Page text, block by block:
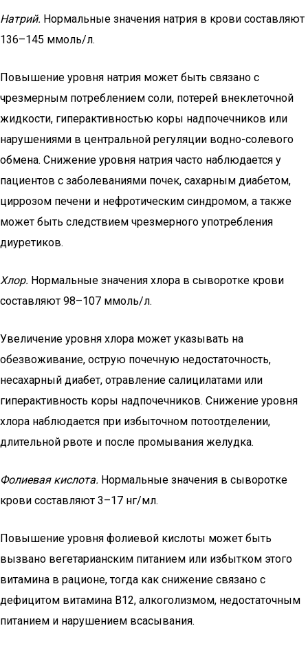
Натрий. Нормальные значения натрия в крови составляют
136–145 ммоль/л.
Повышение уровня натрия может быть связано с
чрезмерным потреблением соли, потерей внеклеточной
жидкости, гиперактивностью коры надпочечников или
нарушениями в центральной регуляции водно-солевого
обмена. Снижение уровня натрия часто наблюдается у
пациентов с заболеваниями почек, сахарным диабетом,
циррозом печени и нефротическим синдромом, а также
может быть следствием чрезмерного употребления
диуретиков.
Хлор. Нормальные значения хлора в сыворотке крови
составляют 98–107 ммоль/л.
Увеличение уровня хлора может указывать на
обезвоживание, острую почечную недостаточность,
несахарный диабет, отравление салицилатами или
гиперактивность коры надпочечников. Снижение уровня
хлора наблюдается при избыточном потоотделении,
длительной рвоте и после промывания желудка.
Фолиевая кислота. Нормальные значения в сыворотке
крови составляют 3–17 нг/мл.
Повышение уровня фолиевой кислоты может быть
вызвано вегетарианским питанием или избытком этого
витамина в рационе, тогда как снижение связано с
дефицитом витамина В12, алкоголизмом, недостаточным
питанием и нарушением всасывания.